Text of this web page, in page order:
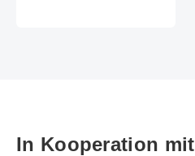
In Kooperation mit